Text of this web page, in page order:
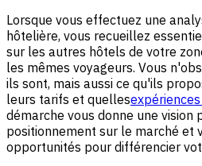
Lorsque vous effectuez une
hôtelière, vous recueillez
sur les autres hôtels de votre
les mêmes voyageurs. Vous
ils sont, mais aussi ce qu'ils
leurs tarifs et quelles
démarche vous donne une vision
positionnement sur le marché et
opportunités pour différencier